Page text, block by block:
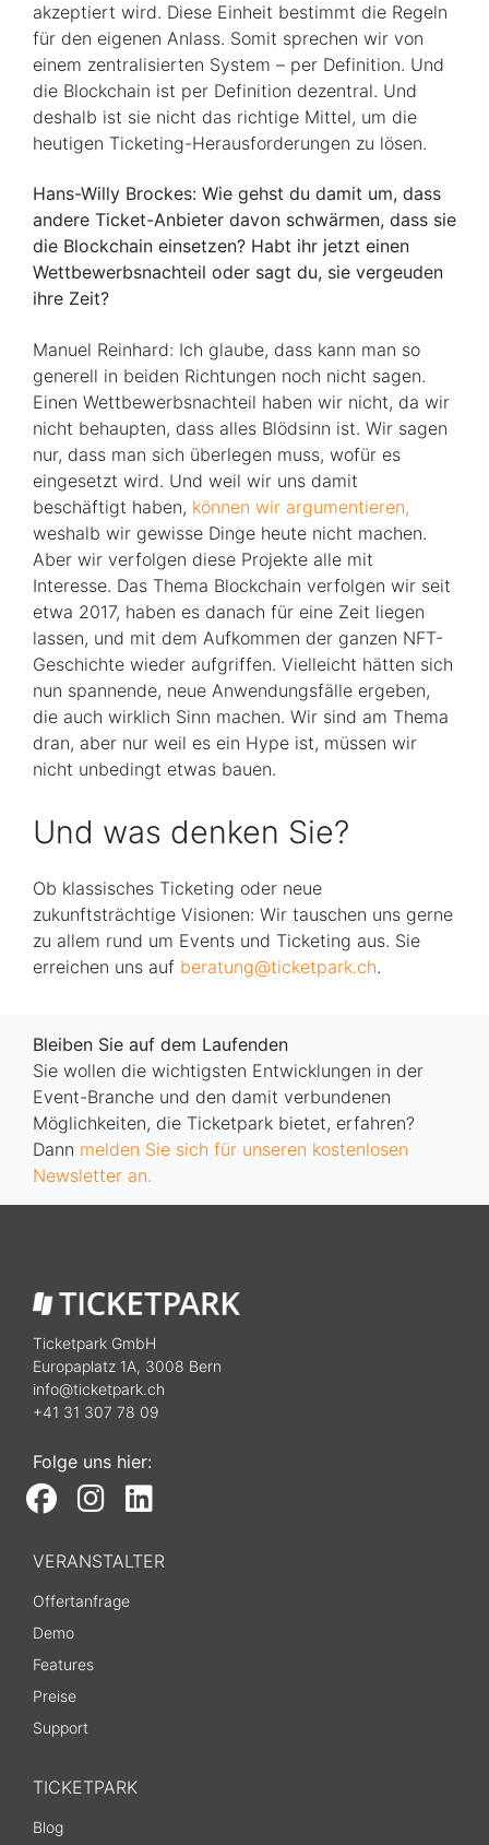
akzeptiert wird. Diese Einheit bestimmt die Regeln
für den eigenen Anlass. Somit sprechen wir von
einem zentralisierten System – per Definition. Und
die Blockchain ist per Definition dezentral. Und
deshalb ist sie nicht das richtige Mittel, um die
heutigen Ticketing-Herausforderungen zu lösen.
Hans-Willy Brockes: Wie gehst du damit um, dass
andere Ticket-Anbieter davon schwärmen, dass sie
die Blockchain einsetzen? Habt ihr jetzt einen
Wettbewerbsnachteil oder sagt du, sie vergeuden
ihre Zeit?
Manuel Reinhard: Ich glaube, dass kann man so
generell in beiden Richtungen noch nicht sagen.
Einen Wettbewerbsnachteil haben wir nicht, da wir
nicht behaupten, dass alles Blödsinn ist. Wir sagen
nur, dass man sich überlegen muss, wofür es
eingesetzt wird. Und weil wir uns damit
beschäftigt haben, können wir argumentieren,
weshalb wir gewisse Dinge heute nicht machen.
Aber wir verfolgen diese Projekte alle mit
Interesse. Das Thema Blockchain verfolgen wir seit
etwa 2017, haben es danach für eine Zeit liegen
lassen, und mit dem Aufkommen der ganzen NFT-
Geschichte wieder aufgriffen. Vielleicht hätten sich
nun spannende, neue Anwendungsfälle ergeben,
die auch wirklich Sinn machen. Wir sind am Thema
dran, aber nur weil es ein Hype ist, müssen wir
nicht unbedingt etwas bauen.
Und was denken Sie?
Ob klassisches Ticketing oder neue
zukunftsträchtige Visionen: Wir tauschen uns gerne
zu allem rund um Events und Ticketing aus. Sie
erreichen uns auf beratung@ticketpark.ch.
Bleiben Sie auf dem Laufenden
Sie wollen die wichtigsten Entwicklungen in der
Event-Branche und den damit verbundenen
Möglichkeiten, die Ticketpark bietet, erfahren?
Dann melden Sie sich für unseren kostenlosen
Newsletter an.
Ticketpark GmbH
Europaplatz 1A, 3008 Bern
info@ticketpark.ch
+41 31 307 78 09
Folge uns hier:
VERANSTALTER
Offertanfrage
Demo
Features
Preise
Support
TICKETPARK
Blog